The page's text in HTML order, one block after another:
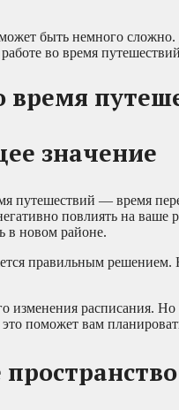
быть немного
во время
время
значение
— время
повлиять на ваше
в новом районе.
правильным
изменения расписания.
поможет вам